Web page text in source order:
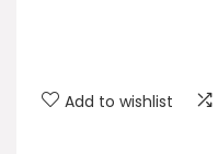
Add to wishlist